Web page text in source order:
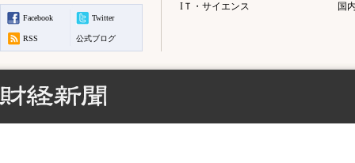
Facebook Twitter
RSS 公式ブログ
IＴ・サイエンス
国